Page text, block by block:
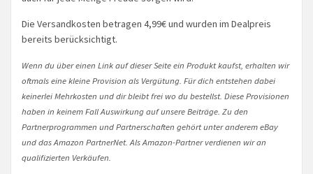
Die Versandkosten betragen 4,99€ und wurden im Dealpreis
bereits berücksichtigt.
Wenn du über einen Link auf dieser Seite ein Produkt kaufst, erhalten wir
oftmals eine kleine Provision als Vergütung. Für dich entstehen dabei
keinerlei Mehrkosten und dir bleibt frei wo du bestellst. Diese Provisionen
haben in keinem Fall Auswirkung auf unsere Beiträge. Zu den
Partnerprogrammen und Partnerschaften gehört unter anderem eBay
und das Amazon PartnerNet. Als Amazon-Partner verdienen wir an
qualifizierten Verkäufen.